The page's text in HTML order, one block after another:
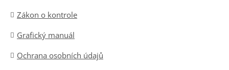
Zákon o kontrole
Grafický manuál
Ochrana osobních údajů